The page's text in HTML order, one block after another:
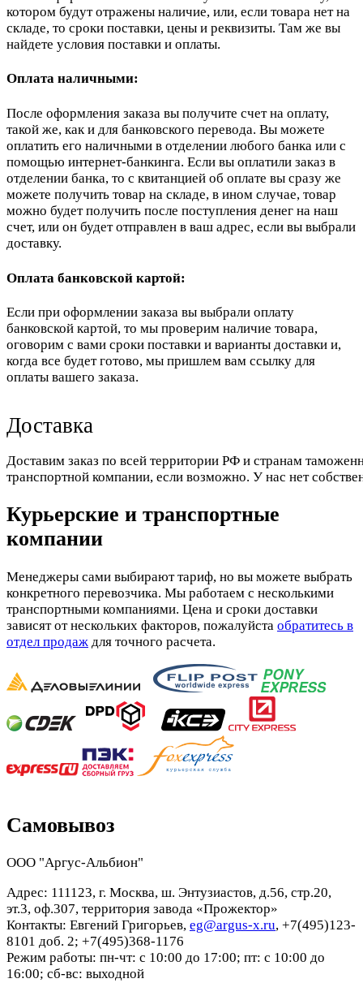
котором будут отражены наличие, или, если товара нет на
складе, то сроки поставки, цены и реквизиты. Там же вы
найдете условия поставки и оплаты.
Оплата наличными:
После оформления заказа вы получите счет на оплату,
такой же, как и для банковского перевода. Вы можете
оплатить его наличными в отделении любого банка или с
помощью интернет-банкинга. Если вы оплатили заказ в
отделении банка, то с квитанцией об оплате вы сразу же
можете получить товар на складе, в ином случае, товар
можно будет получить после поступления денег на наш
счет, или он будет отправлен в ваш адрес, если вы выбрали
доставку.
Оплата банковской картой:
Если при оформлении заказа вы выбрали оплату
банковской картой, то мы проверим наличие товара,
оговорим с вами сроки поставки и варианты доставки и,
когда все будет готово, мы пришлем вам ссылку для
оплаты вашего заказа.
Доставка
Доставим заказ по всей территории РФ и странам
транспортной компании, если возможно. У нас нет
Курьерские и транспортные
компании
Менеджеры сами выбирают тариф, но вы можете выбрать
конкретного перевозчика. Мы работаем с несколькими
транспортными компаниями. Цена и сроки доставки
зависят от нескольких факторов, пожалуйста обратитесь в
отдел продаж для точного расчета.
Самовывоз
ООО "Аргус-Альбион"
Адрес: 111123, г. Москва, ш. Энтузиастов, д.56, стр.20,
эт.3, оф.307, территория завода «Прожектор»
Контакты: Евгений Григорьев, eg@argus-x.ru, +7(495)123-
8101 доб. 2; +7(495)368-1176
Режим работы: пн-чт: с 10:00 до 17:00; пт: с 10:00 до
16:00; сб-вс: выходной